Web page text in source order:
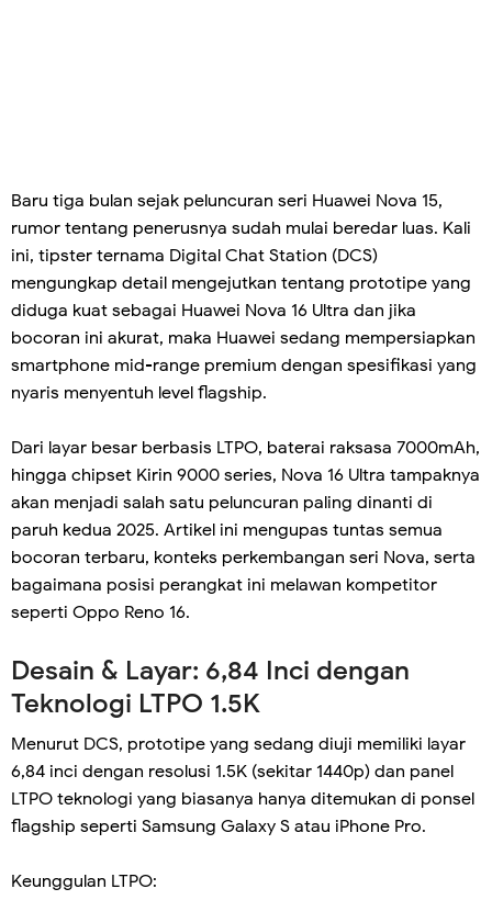
Baru tiga bulan sejak peluncuran seri Huawei Nova 15,
rumor tentang penerusnya sudah mulai beredar luas. Kali
ini, tipster ternama Digital Chat Station (DCS)
mengungkap detail mengejutkan tentang prototipe yang
diduga kuat sebagai Huawei Nova 16 Ultra dan jika
bocoran ini akurat, maka Huawei sedang mempersiapkan
smartphone mid-range premium dengan spesifikasi yang
nyaris menyentuh level flagship.
Dari layar besar berbasis LTPO, baterai raksasa 7000mAh,
hingga chipset Kirin 9000 series, Nova 16 Ultra tampaknya
akan menjadi salah satu peluncuran paling dinanti di
paruh kedua 2025. Artikel ini mengupas tuntas semua
bocoran terbaru, konteks perkembangan seri Nova, serta
bagaimana posisi perangkat ini melawan kompetitor
seperti Oppo Reno 16.
Desain & Layar: 6,84 Inci dengan
Teknologi LTPO 1.5K
Menurut DCS, prototipe yang sedang diuji memiliki layar
6,84 inci dengan resolusi 1.5K (sekitar 1440p) dan panel
LTPO teknologi yang biasanya hanya ditemukan di ponsel
flagship seperti Samsung Galaxy S atau iPhone Pro.
Keunggulan LTPO: